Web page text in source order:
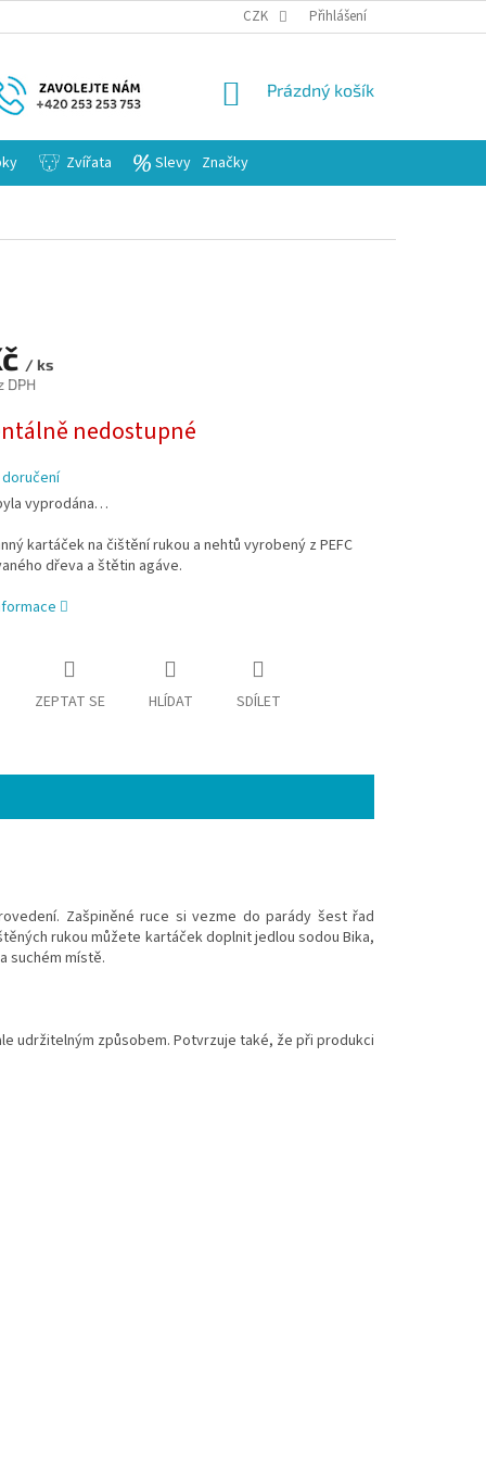
CZK Přihlášení
NÁKUPNÍ
Prázdný košík
Zvířata Slevy Značky
/ ks
DPH
nedostupné
vyprodána…
kartáček na čištění rukou a nehtů vyrobený z PEFC
dřeva a štětin agáve.
ZEPTAT SE HLÍDAT SDÍLET
Zašpiněné ruce si vezme do parády šest řad
rukou můžete kartáček doplnit jedlou sodou Bika,
suchém místě.
udržitelným způsobem. Potvrzuje také, že při produkci